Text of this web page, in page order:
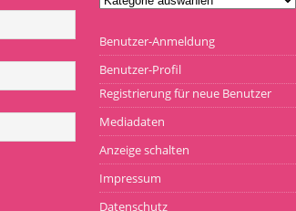
Benutzer-Anmeldung
Benutzer-Profil
Registrierung für neue Benutzer
Mediadaten
Anzeige schalten
Impressum
Datenschutz